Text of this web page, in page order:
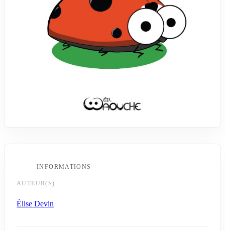
INFORMATIONS
AUTEUR(S)
Élise Devin